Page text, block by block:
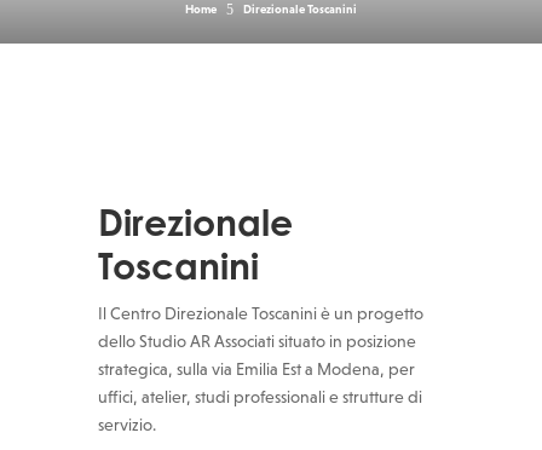
Home 5 Direzionale Toscanini
Direzionale
Toscanini
Il Centro Direzionale Toscanini è un progetto
dello Studio AR Associati situato in posizione
strategica, sulla via Emilia Est a Modena, per
uffici, atelier, studi professionali e strutture di
servizio.